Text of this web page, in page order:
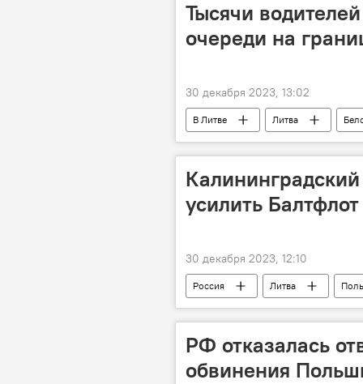
Тысячи
очереди на
30 декабря 2023, 13:02
В Литве Литва
фуры
граница
усилить
30 декабря 2023, 12:10
Россия Литва
Запад
НАТО
РФ отказалась
обвинения